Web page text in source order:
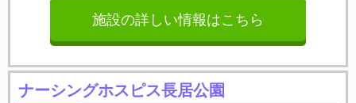
施設の詳しい情報はこちら
ナーシングホスピス長居公園